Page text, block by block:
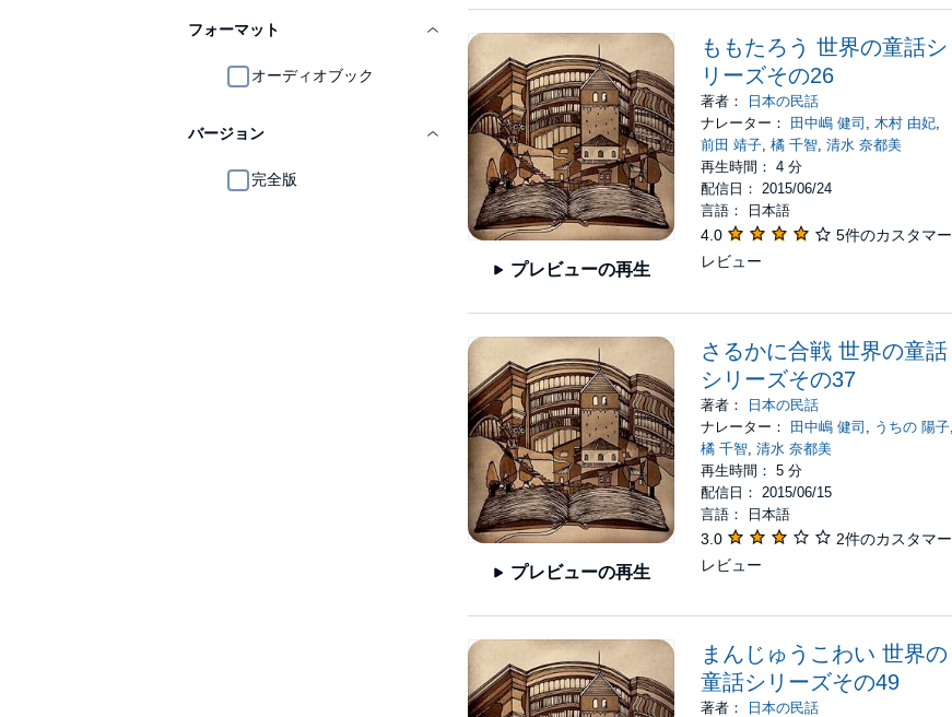
フォーマット
オーディオブック
バージョン
完全版
プレビューの再生
ももたろう 世界の童話シ
リーズその26
著者：
日本の民話
ナレーター：
田中嶋 健司 ,木村 由妃,
前田 靖子,橘 千智,清水 奈都美
再生時間： 4 分
配信日： 2015/06/24
言語： 日本語
4.0
5件のカスタマー
レビュー
プレビューの再生
さるかに合戦 世界の童話
シリーズその37
著者：
日本の民話
ナレーター： 田中嶋 健司 うちの 陽子
橘 千智 ,清水 奈都美
再生時間： 5 分
配信日： 2015/06/15
言語： 日本語
3.0
2件のカスタマー
レビュー
まんじゅうこわい 世界の
童話シリーズその49
著者：
日本の民話